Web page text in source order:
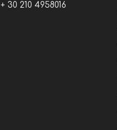
+ 30 210 4958016